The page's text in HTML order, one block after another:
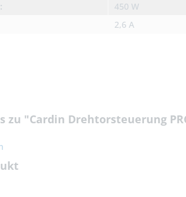
450 W
2,6 A
"Cardin Drehtorsteuerung